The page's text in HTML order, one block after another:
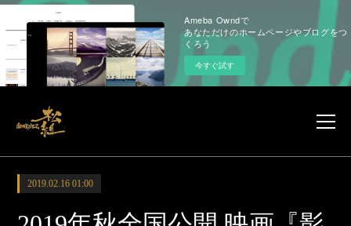
Ameba Owndで
あなただけのホームページやブログをつ
くろう
今すぐ試す
2019.02.16 01:00